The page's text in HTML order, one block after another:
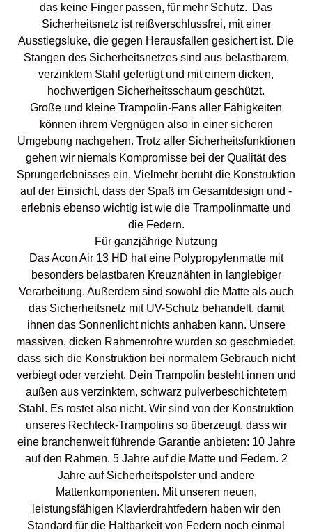
das keine Finger passen, für mehr Schutz. Das
Sicherheitsnetz ist reißverschlussfrei, mit einer
Ausstiegsluke, die gegen Herausfallen gesichert ist. Die
Stangen des Sicherheitsnetzes sind aus belastbarem,
verzinktem Stahl gefertigt und mit einem dicken,
hochwertigen Sicherheitsschaum geschützt.
Große und kleine Trampolin-Fans aller Fähigkeiten
können ihrem Vergnügen also in einer sicheren
Umgebung nachgehen. Trotz aller Sicherheitsfunktionen
gehen wir niemals Kompromisse bei der Qualität des
Sprungerlebnisses ein. Vielmehr beruht die Konstruktion
auf der Einsicht, dass der Spaß im Gesamtdesign und -
erlebnis ebenso wichtig ist wie die Trampolinmatte und
die Federn.
Für ganzjährige Nutzung
Das Acon Air 13 HD hat eine Polypropylenmatte mit
besonders belastbaren Kreuznähten in langlebiger
Verarbeitung. Außerdem sind sowohl die Matte als auch
das Sicherheitsnetz mit UV-Schutz behandelt, damit
ihnen das Sonnenlicht nichts anhaben kann. Unsere
massiven, dicken Rahmenrohre wurden so geschmiedet,
dass sich die Konstruktion bei normalem Gebrauch nicht
verbiegt oder verzieht. Dein Trampolin besteht innen und
außen aus verzinktem, schwarz pulverbeschichtetem
Stahl. Es rostet also nicht. Wir sind von der Konstruktion
unseres Rechteck-Trampolins so überzeugt, dass wir
eine branchenweit führende Garantie anbieten: 10 Jahre
auf den Rahmen. 5 Jahre auf die Matte und Federn. 2
Jahre auf Sicherheitspolster und andere
Mattenkomponenten. Mit unseren neuen,
leistungsfähigen Klavierdrahtfedern haben wir den
Standard für die Haltbarkeit von Federn noch einmal